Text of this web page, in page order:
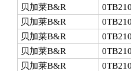
贝加莱B&R
贝加莱B&R
贝加莱B&R
贝加莱B&R
贝加莱B&R